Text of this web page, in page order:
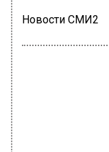
Новости СМИ2